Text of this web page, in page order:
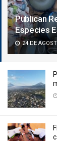
Publican
Especies
24 DE